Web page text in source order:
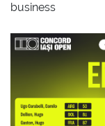
business